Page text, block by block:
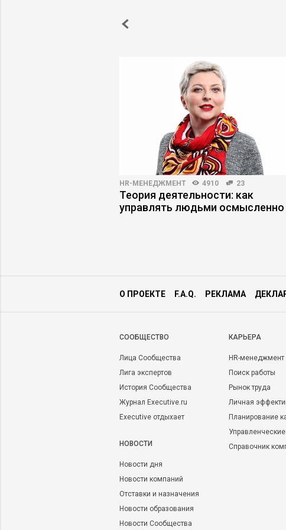
HR-МЕНЕДЖМЕНТ 4910 23
Теория деятельности: как
управлять людьми осмысленно
О ПРОЕКТЕ F.A.Q. РЕКЛАМА
CООБЩЕСТВО
Лица Сообщества
Лига экспертов
История Сообщества
Журнал Executive.ru
Executive отдыхает
НОВОСТИ
Новости дня
Новости компаний
Отставки и назначения
Новости образования
Новости Сообщества
КАРЬЕРА
HR-менеджмент
Поиск работы
Рынок труда
Личная
Планирование
Справочник